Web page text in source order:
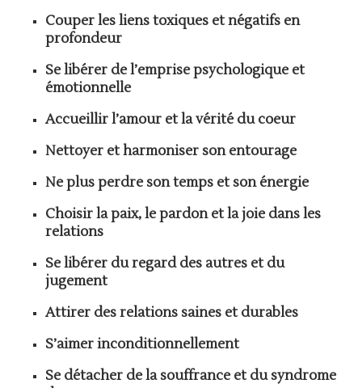
Couper les liens toxiques et négatifs en
profondeur
Se libérer de l’emprise psychologique et
émotionnelle
Accueillir l’amour et la vérité du coeur
Nettoyer et harmoniser son entourage
Ne plus perdre son temps et son énergie
Choisir la paix, le pardon et la joie dans les
relations
Se libérer du regard des autres et du
jugement
Attirer des relations saines et durables
S’aimer inconditionnellement
Se détacher de la souffrance et du syndrome